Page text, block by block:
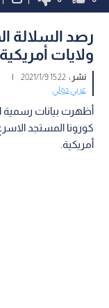
رصد السلالة
ولايات أمريكية
نشر :15:22 2021/1/9
|
عربي دولي
أظهرت بيانات رسمية
كورونا المستجد
أمريكية.